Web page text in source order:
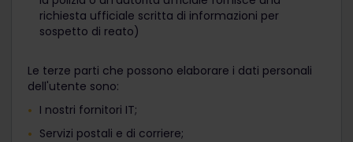
richiesta ufficiale scritta di informazioni per
sospetto di reato)
Le terze parti che possono elaborare i dati personali
dell'utente sono:
I nostri fornitori IT;
Servizi postali e di corriere;